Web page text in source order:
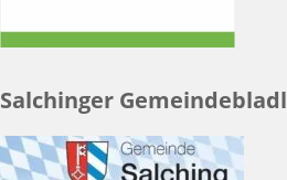
Salchinger Gemeindebladl